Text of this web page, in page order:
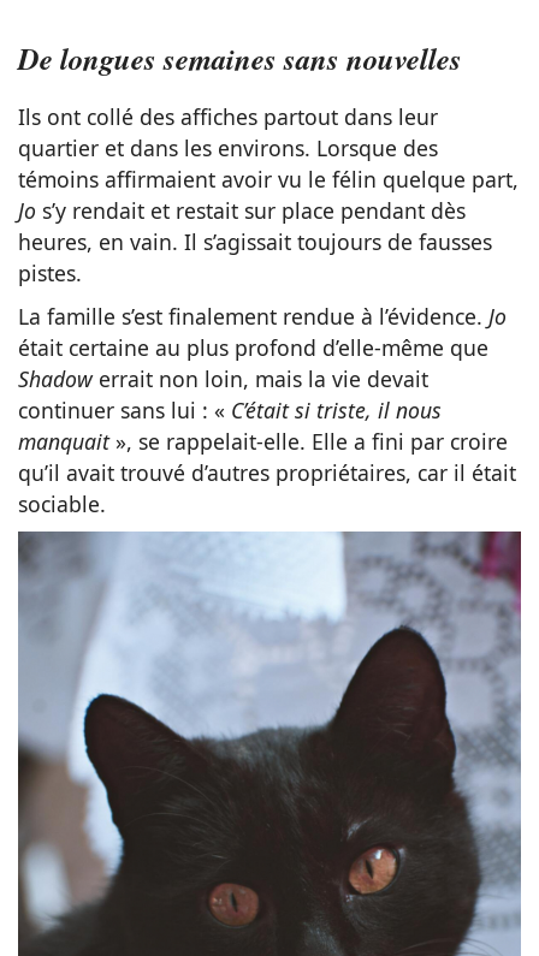
De longues semaines sans nouvelles
Ils ont collé des affiches partout dans leur
quartier et dans les environs. Lorsque des
témoins affirmaient avoir vu le félin quelque part,
Jo s’y rendait et restait sur place pendant dès
heures, en vain. Il s’agissait toujours de fausses
pistes.
La famille s’est finalement rendue à l’évidence. Jo
était certaine au plus profond d’elle-même que
Shadow errait non loin, mais la vie devait
continuer sans lui : « C’était si triste, il nous
manquait», se rappelait-elle. Elle a fini par croire
qu’il avait trouvé d’autres propriétaires, car il était
sociable.